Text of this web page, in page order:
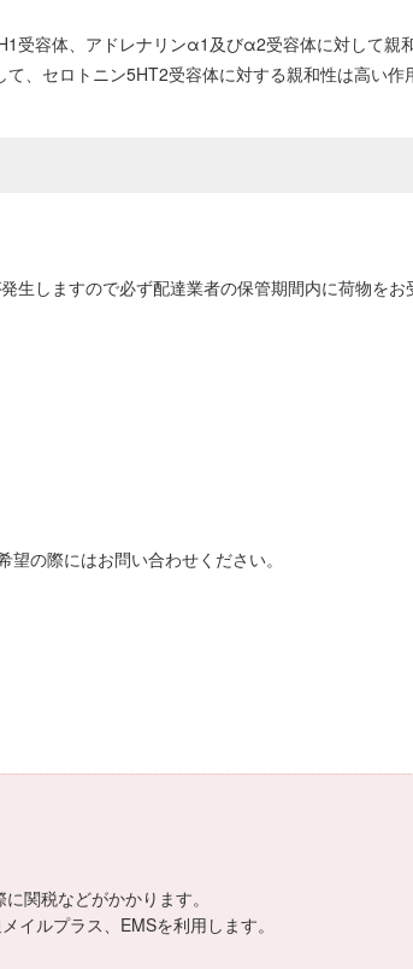
受容体、アドレナリンα1及びα2受容体に対して
、セロトニン5HT2受容体に対する親和性は高い作
しますので必ず配達業者の保管期間内に荷物をお
の際にはお問い合わせください。
関税などがかかります。
イルプラス、EMSを利用します。